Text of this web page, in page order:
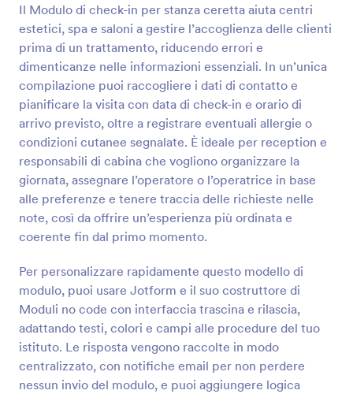
Il Modulo di check-in per stanza ceretta aiuta centri
estetici, spa e saloni a gestire l’accoglienza delle clienti
prima di un trattamento, riducendo errori e
dimenticanze nelle informazioni essenziali. In un’unica
compilazione puoi raccogliere i dati di contatto e
pianificare la visita con data di check-in e orario di
arrivo previsto, oltre a registrare eventuali allergie o
condizioni cutanee segnalate. È ideale per reception e
responsabili di cabina che vogliono organizzare la
giornata, assegnare l’operatore o l’operatrice in base
alle preferenze e tenere traccia delle richieste nelle
note, così da offrire un’esperienza più ordinata e
coerente fin dal primo momento.
Per personalizzare rapidamente questo modello di
modulo, puoi usare Jotform e il suo costruttore di
Moduli no code con interfaccia trascina e rilascia,
adattando testi, colori e campi alle procedure del tuo
istituto. Le risposta vengono raccolte in modo
centralizzato, con notifiche email per non perdere
nessun invio del modulo, e puoi aggiungere logica
Anteprima
Modulo Di Registrazione Arrivo Camion